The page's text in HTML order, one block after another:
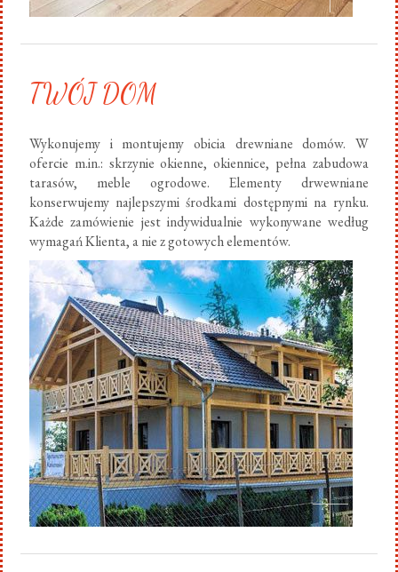
TWÓJ DOM
Wykonujemy i montujemy obicia drewniane domów. W
ofercie m.in.: skrzynie okienne, okiennice, pełna zabudowa
tarasów, meble ogrodowe. Elementy drwewniane
konserwujemy najlepszymi środkami dostępnymi na rynku.
Każde zamówienie jest indywidualnie wykonywane według
wymagań Klienta, a nie z gotowych elementów.